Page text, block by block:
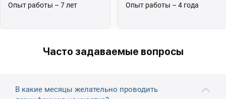
Опыт работы – 7 лет
Опыт работы – 4 года
Часто задаваемые вопросы
В какие месяцы желательно проводить